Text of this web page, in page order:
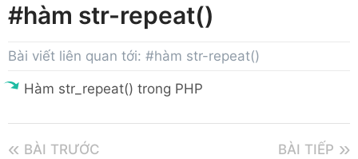
#hàm str-repeat()
Bài viết liên quan tới: #hàm str-repeat()
Hàm str_repeat() trong PHP
BÀI TRƯỚC BÀI TIẾP